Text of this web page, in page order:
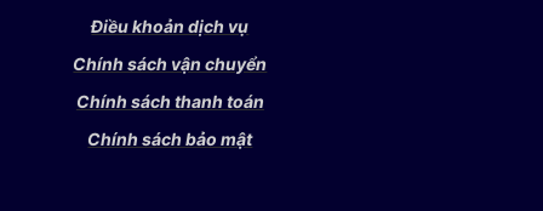
Điều khoản dịch vụ
Chính sách vận chuyển
Chính sách thanh toán
Chính sách bảo mật